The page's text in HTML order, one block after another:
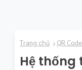
Trang chủ QR Code
Hệ thống